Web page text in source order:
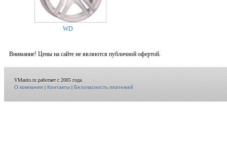
WD
Внимание! Цены на сайте не являются публичной офертой.
VMauto.ru работает с 2005 года.
О компании|Контакты|Безопасность платежей